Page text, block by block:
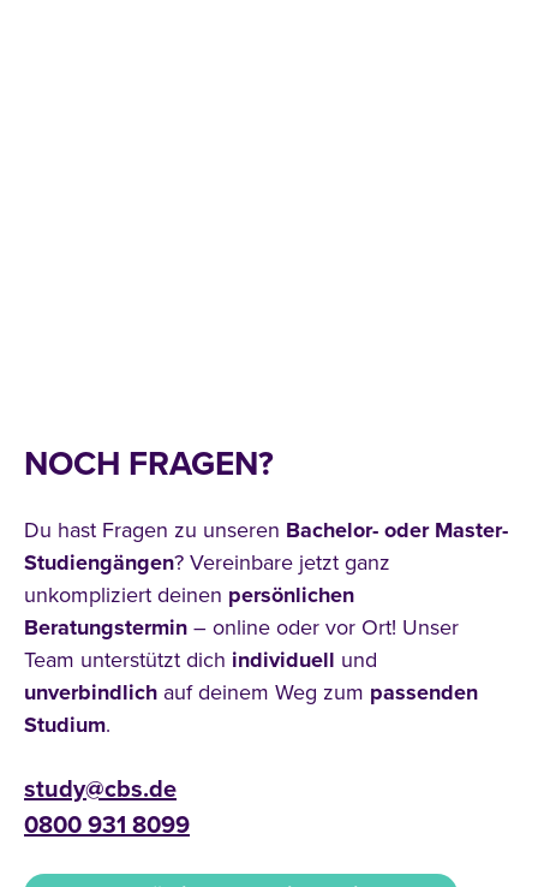
NOCH FRAGEN?
Du hast Fragen zu unseren Bachelor- oder Master-
Studiengängen? Vereinbare jetzt ganz
unkompliziert deinen persönlichen
Beratungstermin – online oder vor Ort! Unser
Team unterstützt dich individuell und
unverbindlich auf deinem Weg zum passenden
Studium.
study@cbs.de
0800 931 8099